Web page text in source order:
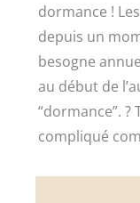
dormance !
depuis un
besogne
au début de
“dormance”. ?
compliqué